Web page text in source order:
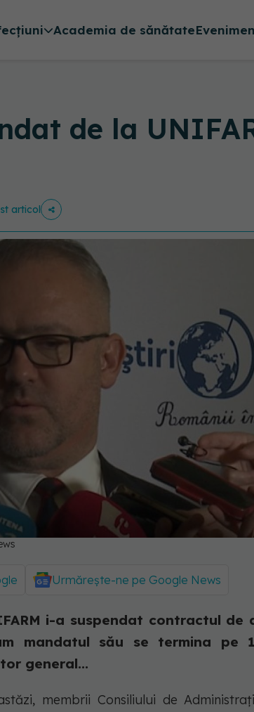
Academia de sănătate
de la
articol
Urmărește-ne pe Google News
i-a suspendat contractul de
mandatul său se termina pe
general...
membrii Consiliului de